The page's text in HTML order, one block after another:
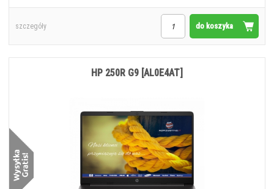
do koszyka
szczegóły
HP 250R G9 [AL0E4AT]